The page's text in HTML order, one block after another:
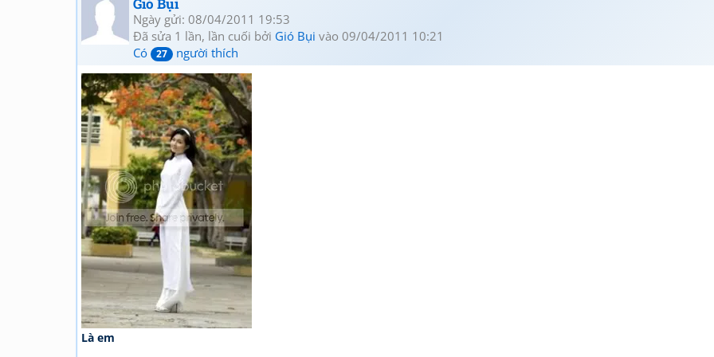
Ngày gửi: 08/04/2011 19:53
Đã sửa 1 lần, lần cuối bởi Gió Bụi vào 09/04/2011 10:21
Có
27 người thích
Là em